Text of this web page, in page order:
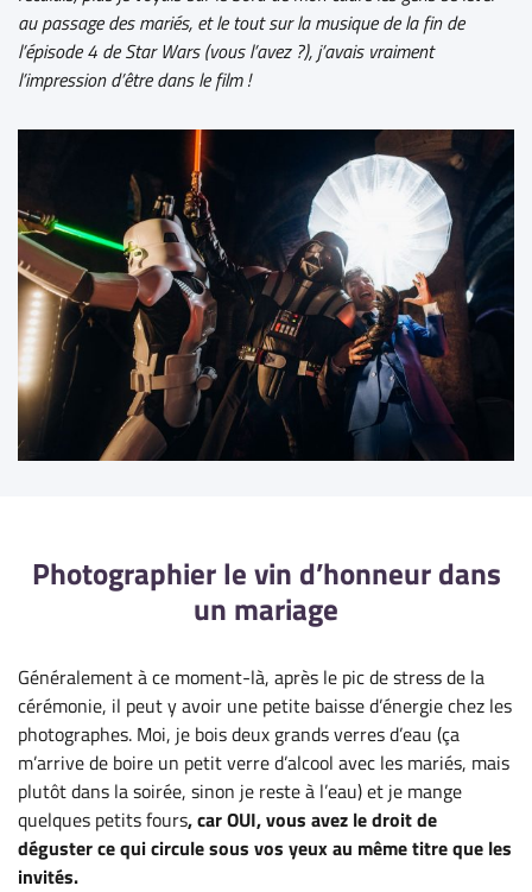
au passage des mariés, et le tout sur la musique de la fin de
l’épisode 4 de Star Wars (vous l’avez ?), j’avais vraiment
l’impression d’être dans le film !
Photographier le vin d’honneur dans
un mariage
Généralement à ce moment-là, après le pic de stress de la
cérémonie, il peut y avoir une petite baisse d’énergie chez les
photographes. Moi, je bois deux grands verres d’eau (ça
m’arrive de boire un petit verre d’alcool avec les mariés, mais
plutôt dans la soirée, sinon je reste à l’eau) et je mange
quelques petits fours, car OUI, vous avez le droit de
déguster ce qui circule sous vos yeux au même titre que les
invités.